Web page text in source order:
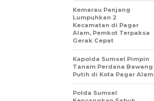
Kemarau Panjang
Lumpuhkan 2
Kecamatan di Pagar
Alam, Pemkot Terpaksa
Gerak Cepat
Kapolda Sumsel Pimpin
Tanam Perdana Bawang
Putih di Kota Pagar Alam
Polda Sumsel